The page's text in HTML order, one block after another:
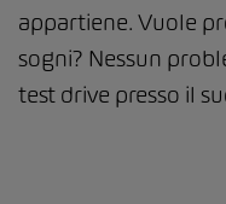
appartiene. Vuole
sogni? Nessun
test drive presso il